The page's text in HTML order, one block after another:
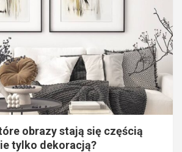
obrazy stają się częścią
tylko dekoracją?